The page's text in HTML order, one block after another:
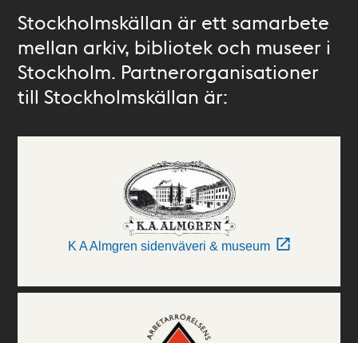
Stockholmskällan är ett samarbete
mellan arkiv, bibliotek och museer i
Stockholm. Partnerorganisationer
till Stockholmskällan är:
K A Almgren sidenväveri & museum